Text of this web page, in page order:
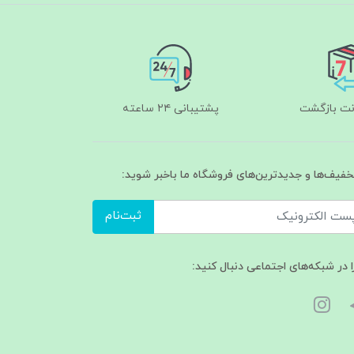
پشتیبانی ۲۴ ساعته
و جدیدترین‌های فروشگاه ما باخبر شوید:
ثبت‌نام
در شبکه‌های اجتماعی دنبال کنید: